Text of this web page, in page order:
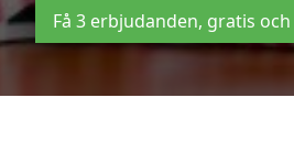
Få 3 erbjudanden, gratis